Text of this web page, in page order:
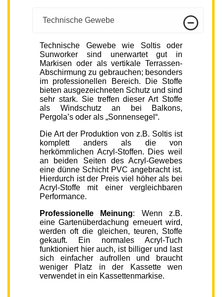
Technische Gewebe
Technische Gewebe wie Soltis oder
Sunworker sind unerwartet gut in
Markisen oder als vertikale Terrassen-
Abschirmung zu gebrauchen; besonders
im professionellen Bereich. Die Stoffe
bieten ausgezeichneten Schutz und sind
sehr stark. Sie treffen dieser Art Stoffe
als Windschutz an bei Balkons,
Pergola’s oder als „Sonnensegel“.
Die Art der Produktion von z.B. Soltis ist
komplett anders als die von
herkömmlichen Acryl-Stoffen. Dies weil
an beiden Seiten des Acryl-Gewebes
eine dünne Schicht PVC angebracht ist.
Hierdurch ist der Preis viel höher als bei
Acryl-Stoffe mit einer vergleichbaren
Performance.
Professionelle Meinung: Wenn z.B.
eine Gartenüberdachung erneuert wird,
werden oft die gleichen, teuren, Stoffe
gekauft. Ein normales Acryl-Tuch
funktioniert hier auch, ist billiger und last
sich einfacher aufrollen und braucht
weniger Platz in der Kassette wen
verwendet in ein Kassettenmarkise.